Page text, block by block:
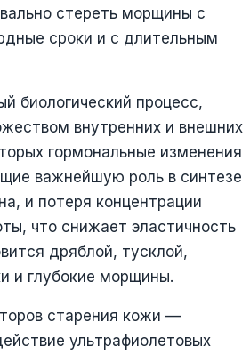
стереть морщины с
сроки и с длительным
биологический процесс,
внутренних и внешних
гормональные изменения
важнейшую роль в синтезе
и потеря концентрации
что снижает эластичность
дряблой, тусклой,
и глубокие морщины.
старения кожи —
ультрафиолетовых